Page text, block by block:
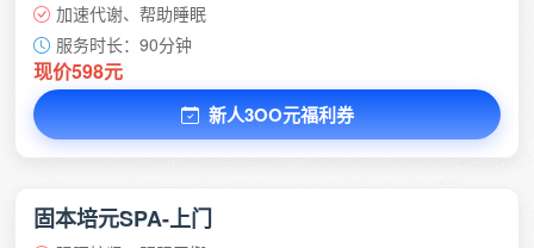
加速代谢、帮助睡眠
服务时长：90分钟
现价598元
新人3OO元福利券
固本培元SPA-上门